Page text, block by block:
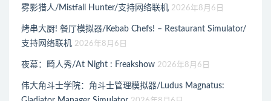
雾影猎人/Mistfall Hunter/支持网络联机 2026年8月6日
烤串大厨! 餐厅模拟器/Kebab Chefs! – Restaurant Simulator/
支持网络联机 2026年8月6日
夜幕：畸人秀/At Night : Freakshow 2026年8月6日
伟大角斗士学院：角斗士管理模拟器/Ludus Magnatus: